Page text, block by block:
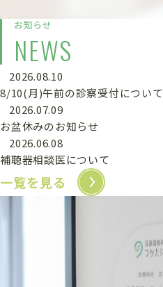
お知らせ
NEWS
2026.08.10
8/10(月)午前の診察受付について
2026.07.09
お盆休みのお知らせ
2026.06.08
補聴器相談医について
一覧を見る